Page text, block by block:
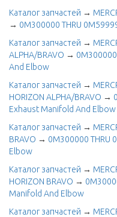
Каталог запчастей →
→ 0M300000 THRU
Каталог запчастей →
ALPHA/BRAVO →
And Elbow
Каталог запчастей →
HORIZON ALPHA/BRAVO →
Exhaust Manifold And Elbow
Каталог запчастей →
BRAVO → 0M300000 THRU
Elbow
Каталог запчастей →
HORIZON BRAVO →
Manifold And Elbow
Каталог запчастей →